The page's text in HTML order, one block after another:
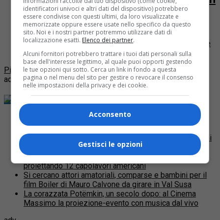
Non uccidere di Rai Tre
Ci sono anche due attrici torinesi nella fiction “Non
Uccidere” che andrà in onda a partire dall’11 settembre
per 12 puntate su Rai Tre. Si tratta...
Più post
adv
Cycling Around Torino: le 10 tappe del percorso
A che punto siamo del Progetto VENTO per realizzare
un’infrastruttura ciclabile di oltre 700 km lungo gli argini
del Po da Venezia a Torino e viceversa
Il Museo del Cinema omaggia Alfred Hitchcock
proiettando 12 capolavori americani
Si cercano attori amatoriali, comparse e bambini per il
film Boiler di Mauro Calvone da girare in Val Susa
La corazzata Potëmkin, un secolo dopo: al Cinema
Massimo la proiezione-evento con musica dal vivo
identificatori univoci e altri dati del dispositivo) potrebbero
essere condivise con questi ultimi, da loro visualizzate e
memorizzate oppure essere usate nello specifico da questo
sito. Noi e i nostri partner potremmo utilizzare dati di
localizzazione esatti. Elenco dei partner.
Alcuni fornitori potrebbero trattare i tuoi dati personali sulla
base dell'interesse legittimo, al quale puoi opporti gestendo
le tue opzioni qui sotto. Cerca un link in fondo a questa
pagina o nel menu del sito per gestire o revocare il consenso
nelle impostazioni della privacy e dei cookie.
Acconsento
Gestisci le opzioni